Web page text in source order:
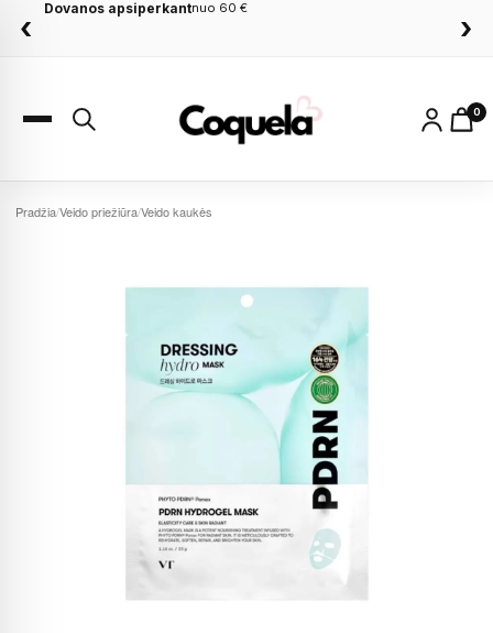
‹
Dovanos apsiperkantnuo 60 €
›
0
Pradžia/Veido priežiūra/Veido kaukės